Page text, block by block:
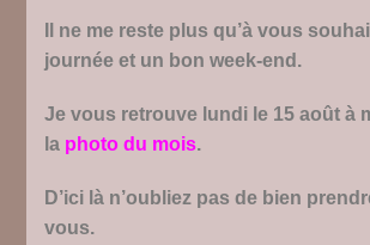
Il ne me reste plus qu’à vous
journée et un bon week-end.
Je vous retrouve lundi le 15 août à
la photo du mois.
D’ici là n’oubliez pas de bien
vous.